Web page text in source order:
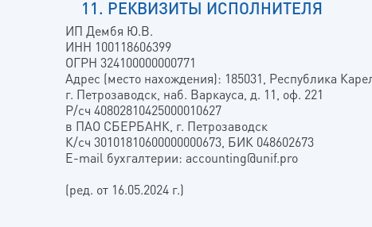
11. РЕКВИЗИТЫ ИСПОЛНИТЕЛЯ
ИП Дембя Ю.В.
ИНН 100118606399
ОГРН 324100000000771
Адрес (место нахождения): 185031, Республика
г. Петрозаводск, наб. Варкауса, д. 11, оф. 221
Р/сч 40802810425000010627
в ПАО СБЕРБАНК, г. Петрозаводск
К/сч 30101810600000000673, БИК 048602673
E-mail бухгалтерии: accounting@unif.pro
(ред. от 16.05.2024 г.)